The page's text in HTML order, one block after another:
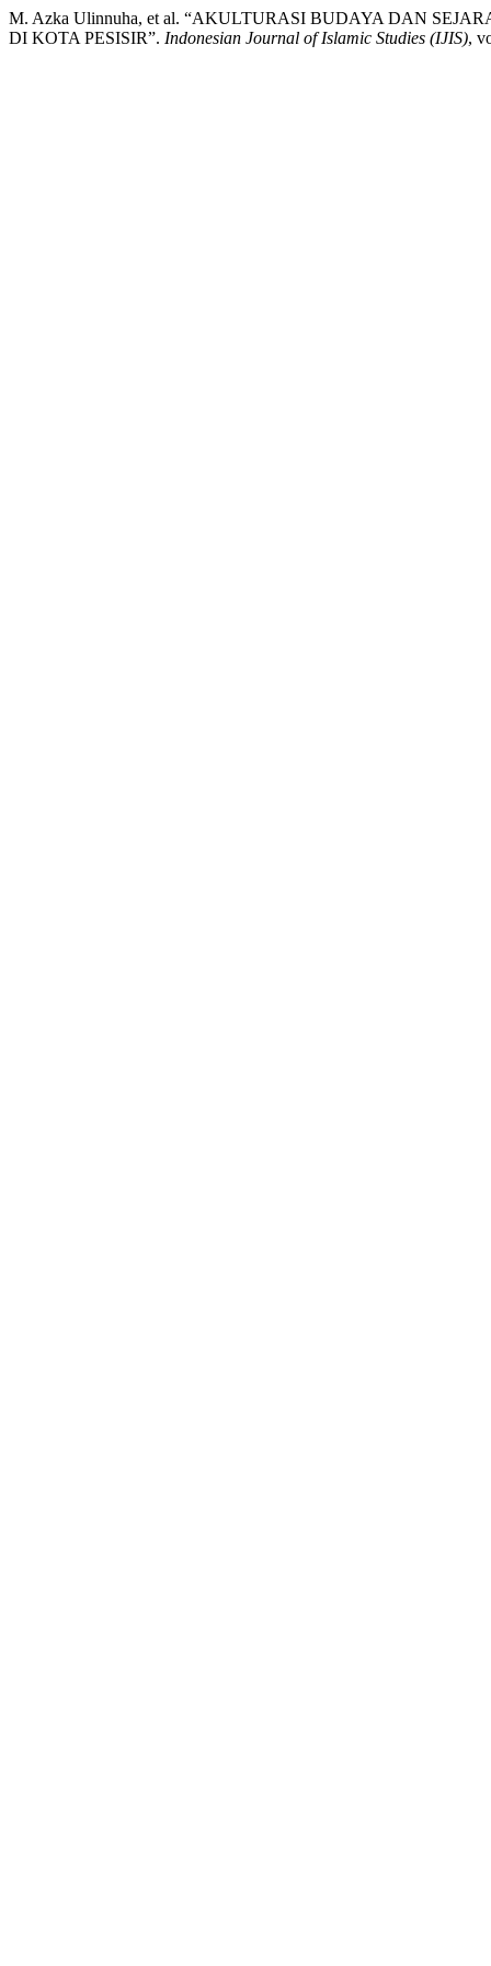
M. Azka Ulinnuha, et al. “AKULTURASI BUDAYA DAN
DI KOTA PESISIR”. Indonesian Journal of Islamic Studies (IJIS),